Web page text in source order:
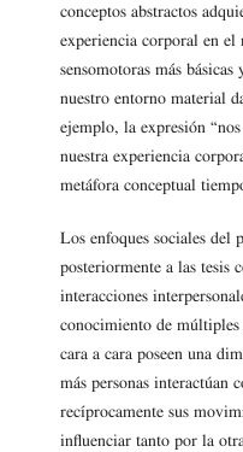
conceptos abstractos
experiencia corporal en el
sensomotoras más
nuestro entorno material
ejemplo, la expresión
nuestra experiencia
metáfora conceptual
Los enfoques sociales del
posteriormente a las tesis
interacciones
conocimiento de
cara a cara poseen una
más personas interactúan
recíprocamente sus
influenciar tanto por la